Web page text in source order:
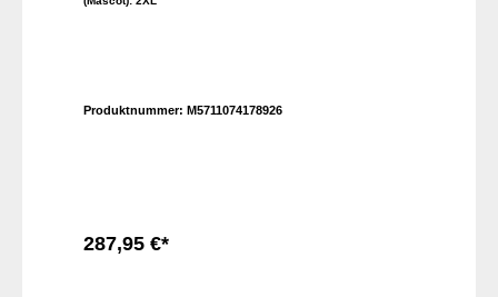
Produktnummer: M5711074178926
287,95 €*